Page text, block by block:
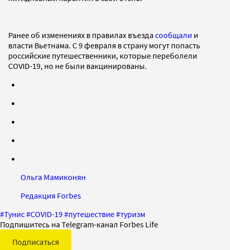
Ранее об изменениях в правилах въезда сообщали и
власти Вьетнама. С 9 февраля в страну могут попасть
российские путешественники, которые переболели
COVID-19, но не были вакцинированы.
Ольга Мамиконян
Редакция Forbes
#Тунис#COVID-19#путешествие#туризм
Подпишитесь на Telegram-канал Forbes Life
Подписаться